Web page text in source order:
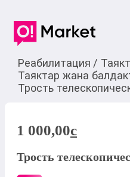
Реабилитация /
Таяктар жана
Трость
1 000,00c
Трость